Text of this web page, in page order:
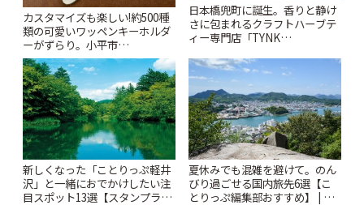
カスタマイズも楽しい!約500種
類の可愛いワッペンキーホルダ
ーがずらり。小平市
「Kimamaya T&K」 | ことりっ
ぷ
日本橋兜町に誕生。香りと静け
さに包まれるクラフトハーブテ
ィー専門店「TYNK
新しくなった「ことりっぷ軽井
沢」と一緒におでかけしたい注
目スポット13選【スタンプラリ
夏休みでも混雑を避けて。のん
びり過ごせる国内旅先6選【こ
とりっぷ編集部おすすめ】 | こ